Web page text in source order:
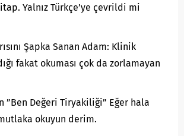
Yalnız Türkçe’ye çevrildi mi
Şapka Sanan Adam: Klinik
fakat okuması çok da zorlamayan
”Ben Değeri Tiryakiliği” Eğer hala
okuyun derim.